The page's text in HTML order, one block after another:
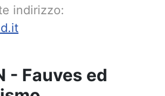
indirizzo:
- Fauves ed